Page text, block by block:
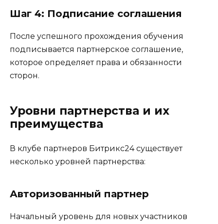
Шаг 4: Подписание соглашения
После успешного прохождения обучения
подписывается партнерское соглашение,
которое определяет права и обязанности
сторон.
Уровни партнерства и их
преимущества
В клубе партнеров Битрикс24 существует
несколько уровней партнерства:
Авторизованный партнер
Начальный уровень для новых участников